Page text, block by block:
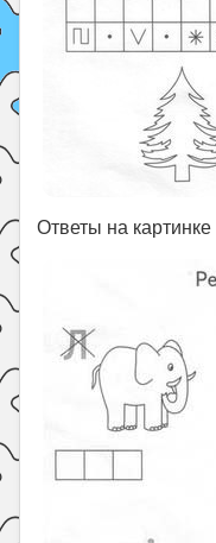
Ответы на картинке